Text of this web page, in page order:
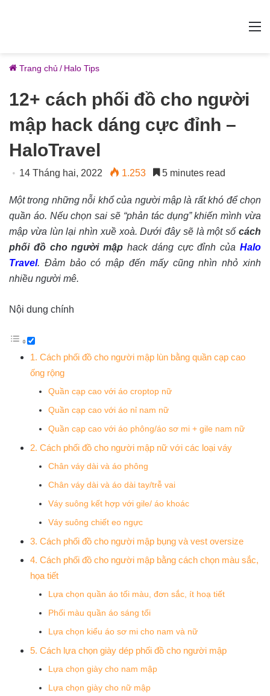
Trang chủ / Halo Tips
12+ cách phối đồ cho người
mập hack dáng cực đỉnh –
HaloTravel
14 Tháng hai, 2022 1.253 5 minutes read
Một trong những nỗi khổ của người mập là rất khó để chọn
quần áo. Nếu chọn sai sẽ “phản tác dụng” khiến mình vừa
mập vừa lùn lại nhìn xuề xoà. Dưới đây sẽ là một số cách
phối đồ cho người mập hack dáng cực đỉnh của Halo
Travel. Đảm bảo có mập đến mấy cũng nhìn nhỏ xinh
nhiều người mê.
Nội dung chính
1. Cách phối đồ cho người mập lùn bằng quần cạp cao
ống rộng
Quần cạp cao với áo croptop nữ
Quần cạp cao với áo nỉ nam nữ
Quần cạp cao với áo phông/áo sơ mi + gile nam nữ
2. Cách phối đồ cho người mập nữ với các loại váy
Chân váy dài và áo phông
Chân váy dài và áo dài tay/trễ vai
Váy suông kết hợp với gile/ áo khoác
Váy suông chiết eo ngực
3. Cách phối đồ cho người mập bụng và vest oversize
4. Cách phối đồ cho người mập bằng cách chọn màu sắc,
họa tiết
Lựa chọn quần áo tối màu, đơn sắc, ít hoạ tiết
Phối màu quần áo sáng tối
Lựa chọn kiểu áo sơ mi cho nam và nữ
5. Cách lựa chọn giày dép phối đồ cho người mập
Lựa chọn giày cho nam mập
Lựa chọn giày cho nữ mập